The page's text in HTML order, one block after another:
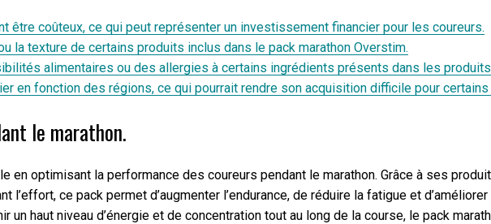
être coûteux, ce qui peut représenter un investissement financier pour les coureurs.
la texture de certains produits inclus dans le pack marathon Overstim.
alimentaires ou des allergies à certains ingrédients présents dans les
en fonction des régions, ce qui pourrait rendre son acquisition difficile pour certains
le marathon.
en optimisant la performance des coureurs pendant le marathon. Grâce à ses
ce pack permet d’augmenter l’endurance, de réduire la fatigue et
haut niveau d’énergie et de concentration tout au long de la course, le pack